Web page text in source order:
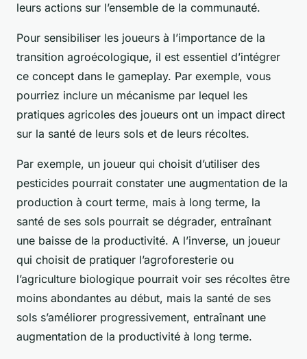
leurs actions sur l’ensemble de la communauté.
Pour sensibiliser les joueurs à l’importance de la
transition agroécologique, il est essentiel d’intégrer
ce concept dans le gameplay. Par exemple, vous
pourriez inclure un mécanisme par lequel les
pratiques agricoles des joueurs ont un impact direct
sur la santé de leurs sols et de leurs récoltes.
Par exemple, un joueur qui choisit d’utiliser des
pesticides pourrait constater une augmentation de la
production à court terme, mais à long terme, la
santé de ses sols pourrait se dégrader, entraînant
une baisse de la productivité. A l’inverse, un joueur
qui choisit de pratiquer l’agroforesterie ou
l’agriculture biologique pourrait voir ses récoltes être
moins abondantes au début, mais la santé de ses
sols s’améliorer progressivement, entraînant une
augmentation de la productivité à long terme.